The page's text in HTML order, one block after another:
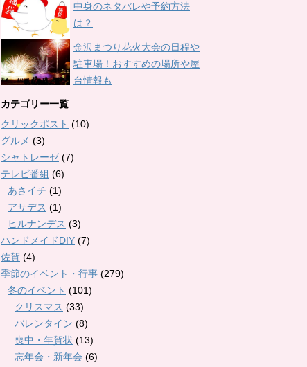
中身のネタバレや予約方法
は？
金沢まつり花火大会の日程や
駐車場！おすすめの場所や屋
台情報も
カテゴリー一覧
クリックポスト (10)
グルメ (3)
シャトレーゼ(7)
テレビ番組 (6)
あさイチ (1)
アサデス (1)
ヒルナンデス (3)
ハンドメイドDIY (7)
佐賀 (4)
季節のイベント・行事 (279)
冬のイベント (101)
クリスマス (33)
バレンタイン (8)
喪中・年賀状 (13)
忘年会・新年会 (6)